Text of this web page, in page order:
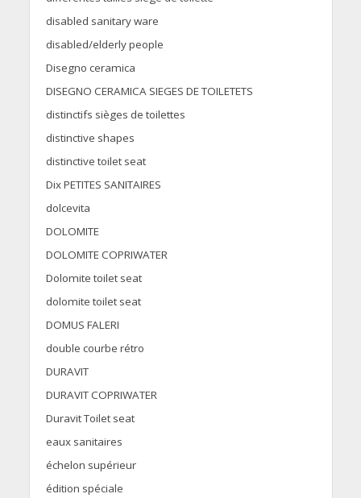
disabled sanitary ware
disabled/elderly people
Disegno ceramica
DISEGNO CERAMICA SIEGES DE TOILETETS
distinctifs sièges de toilettes
distinctive shapes
distinctive toilet seat
Dix PETITES SANITAIRES
dolcevita
DOLOMITE
DOLOMITE COPRIWATER
Dolomite toilet seat
dolomite toilet seat
DOMUS FALERI
double courbe rétro
DURAVIT
DURAVIT COPRIWATER
Duravit Toilet seat
eaux sanitaires
échelon supérieur
édition spéciale